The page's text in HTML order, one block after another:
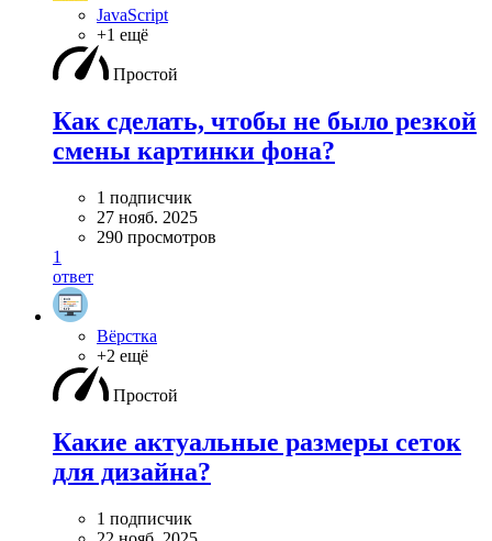
JavaScript
+1 ещё
Простой
Как сделать, чтобы не было резкой
смены картинки фона?
1 подписчик
27 нояб. 2025
290 просмотров
1
ответ
Вёрстка
+2 ещё
Простой
Какие актуальные размеры сеток
для дизайна?
1 подписчик